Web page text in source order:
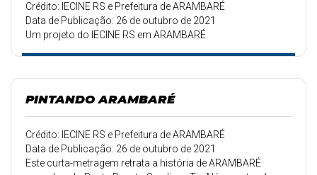
Crédito: IECINE RS e Prefeitura de ARAMBARÉ
Data de Publicação: 26 de outubro de 2021
Um projeto do IECINE RS em ARAMBARÉ.
PINTANDO ARAMBARÉ
Crédito: IECINE RS e Prefeitura de ARAMBARÉ
Data de Publicação: 26 de outubro de 2021
Este curta-metragem retrata a história de ARAMBARÉ